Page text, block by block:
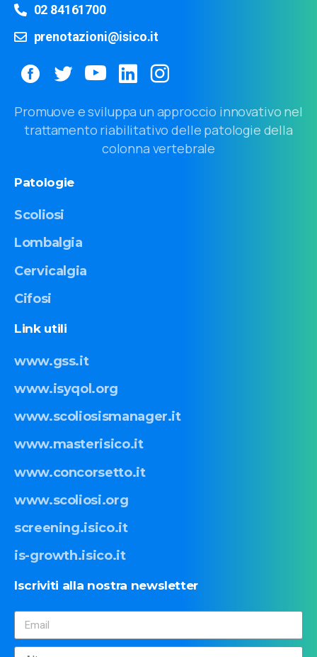
02 84161700
prenotazioni@isico.it
Promuove e sviluppa un approccio innovativo nel
trattamento riabilitativo delle patologie della
colonna vertebrale
Patologie
Scoliosi
Lombalgia
Cervicalgia
Cifosi
Link utili
www.gss.it
www.isyqol.org
www.scoliosismanager.it
www.masterisico.it
www.concorsetto.it
www.scoliosi.org
screening.isico.it
is-growth.isico.it
Iscriviti alla nostra newsletter